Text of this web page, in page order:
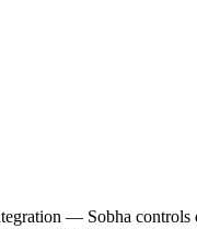
— Sobha